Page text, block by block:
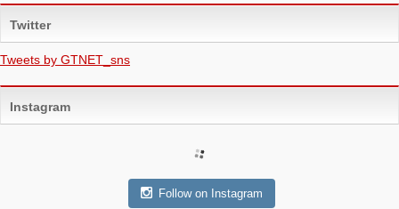
Twitter
Tweets by GTNET_sns
Instagram
Follow on Instagram